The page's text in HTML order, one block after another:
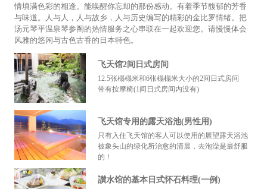
情填满色彩的相逢。能唤醒你忘却的那份感动。有着季节馥郁的芳香
与味道。人与人，人与故乡，人与历史编写的精彩的金比罗情绪。把
汤元琴平温泉琴参阁的热情服务之心串联在一起欢迎您。请慢慢体会
风雅的悠闲与古色古香的日本特色。
飞天馆2间日式房间
12.5张榻榻米和6张榻榻米大小的2间日式房间
带有按摩椅(1间日式房间内没有)
飞天馆专用的露天浴池(男性用)
只有入住飞天馆的客人可以使用的展望露天浴池
被象头山的绿化所治愈的清晨，去泡澡是最舒服
的！
讃水馆的基本日式怀石料理(一例)